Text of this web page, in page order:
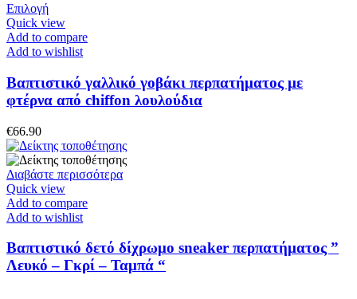
στη
σελίδα
του
προϊόντος
ΕπιλογήΑυτό
το
προϊόν
έχει
παραλλαγές.
Οι
επιλογές
επιλεγούν
στη
σελίδα
του
προϊόντος
Quick view
Add to compare
Add to wishlist
Βαπτιστικό γαλλικό γοβάκι περπατήματος με
φτέρνα από chiffon λουλούδια
€66.90
Διαβάστε περισσότερα
Quick view
Add to compare
Add to wishlist
Βαπτιστικό δετό δίχρωμο sneaker περπατήματος ”
Λευκό – Γκρί – Ταμπά “